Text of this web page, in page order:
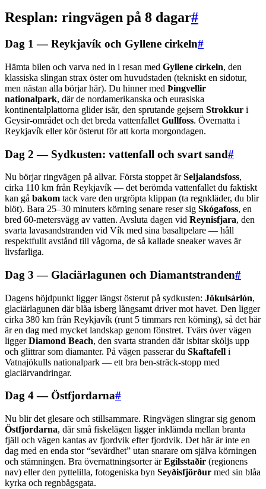
Resplan: ringvägen på 8 dagar#
Dag 1 — Reykjavík och Gyllene cirkeln#
Hämta bilen och varva ned in i resan med Gyllene cirkeln, den
klassiska slingan strax öster om huvudstaden (tekniskt en sidotur,
men nästan alla börjar här). Du hinner med Þingvellir
nationalpark, där de nordamerikanska och eurasiska
kontinentalplattorna glider isär, den sprutande gejsern Strokkur i
Geysir-området och det breda vattenfallet Gullfoss. Övernatta i
Reykjavík eller kör österut för att korta morgondagen.
Dag 2 — Sydkusten: vattenfall och svart sand#
Nu börjar ringvägen på allvar. Första stoppet ärSeljalandsfoss,
cirka 110 km från Reykjavík — det berömda vattenfallet du faktiskt
kan gå bakom tack vare den urgröpta klippan (ta regnkläder, du blir
blöt). Bara 25–30 minuters körning senare reser sig Skógafoss, en
bred 60-metersvägg av vatten. Avsluta dagen vid Reynisfjara, den
svarta lavasandstranden vid Vík med sina basaltpelare — håll
respektfullt avstånd till vågorna, de så kallade sneaker waves är
livsfarliga.
Dag 3 — Glaciärlagunen och Diamantstranden#
Dagens höjdpunkt ligger längst österut på sydkusten: Jökulsárlón,
glaciärlagunen där blåa isberg långsamt driver mot havet. Den ligger
cirka 380 km från Reykjavík (runt 5 timmars ren körning), så det här
är en dag med mycket landskap genom fönstret. Tvärs över vägen
liggerDiamond Beach, den svarta stranden där isbitar sköljs upp
och glittrar som diamanter. På vägen passerar du Skaftafell i
Vatnajökulls nationalpark — ett bra ben-sträck-stopp med
glaciärvandringar.
Dag 4 — Östfjordarna#
Nu blir det glesare och stillsammare. Ringvägen slingrar sig genom
Östfjordarna, där små fiskelägen ligger inklämda mellan branta
fjäll och vägen kantas av fjordvik efter fjordvik. Det här är inte en
dag med en enda stor “sevärdhet” utan snarare om själva körningen
och stämningen. Bra övernattningsorter ärEgilsstaðir (regionens
nav) eller den pyttelilla, fotogeniska byn Seyðisfjörður med sin blåa
kyrka och regnbågsgata.